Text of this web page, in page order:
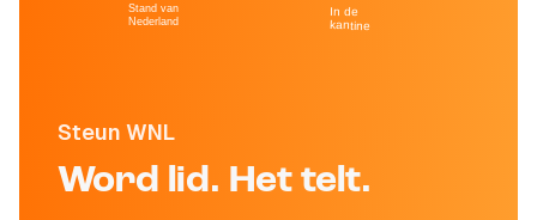
Steun WNL
Word lid. Het telt.
Stand van
Nederland
In de
kantine